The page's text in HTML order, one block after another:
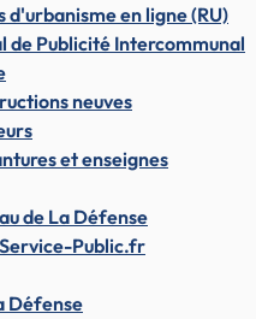
d'urbanisme en ligne (RU)
de Publicité Intercommunal
neuves
et enseignes
de La Défense
Public.fr
Défense